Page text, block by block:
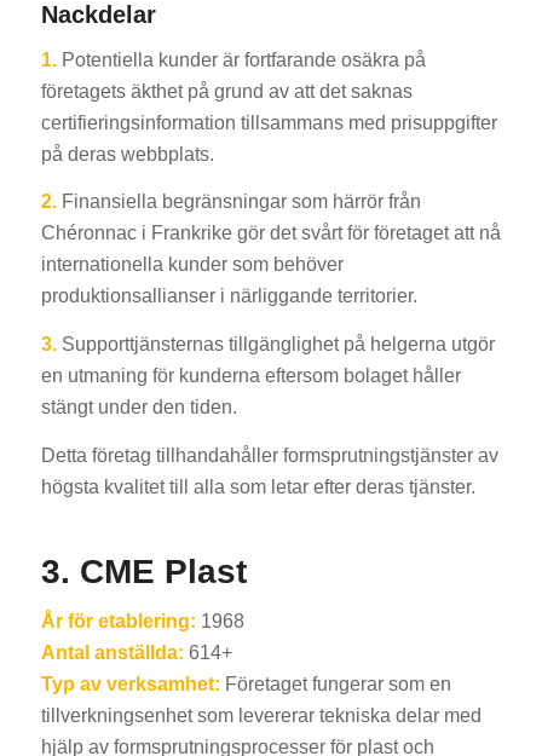
Nackdelar
1.Potentiella kunder är fortfarande osäkra på
företagets äkthet på grund av att det saknas
certifieringsinformation tillsammans med prisuppgifter
på deras webbplats.
2.Finansiella begränsningar som härrör från
Chéronnac i Frankrike gör det svårt för företaget att nå
internationella kunder som behöver
produktionsallianser i närliggande territorier.
3.Supporttjänsternas tillgänglighet på helgerna utgör
en utmaning för kunderna eftersom bolaget håller
stängt under den tiden.
Detta företag tillhandahåller formsprutningstjänster av
högsta kvalitet till alla som letar efter deras tjänster.
3. CME Plast
År för etablering: 1968
Antal anställda: 614+
Typ av verksamhet: Företaget fungerar som en
tillverkningsenhet som levererar tekniska delar med
hjälp av formsprutningsprocesser för plast och